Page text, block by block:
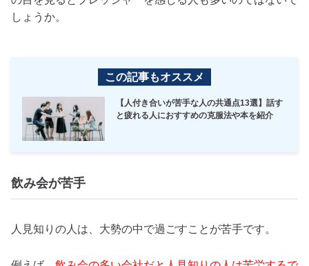
しょうか。
この記事もオススメ
【人付き合いが苦手な人の共通点13選】話す
と疲れる人におすすめの克服法や本を紹介
飲み会が苦手
人見知りの人は、大勢の中で過ごすことが苦手です。